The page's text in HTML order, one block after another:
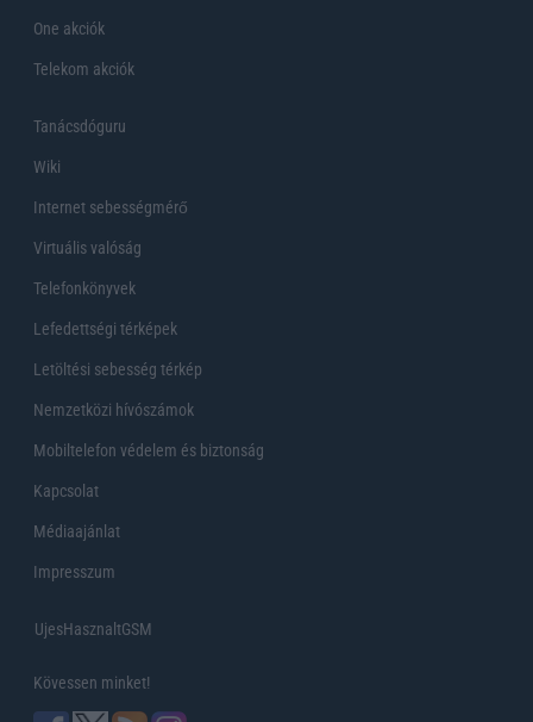
One akciók
Telekom akciók
Tanácsdóguru
Wiki
Internet sebességmérő
Virtuális valóság
Telefonkönyvek
Lefedettségi térképek
Letöltési sebesség térkép
Nemzetközi hívószámok
Mobiltelefon védelem és biztonság
Kapcsolat
Médiaajánlat
Impresszum
UjesHasznaltGSM
Kövessen minket!